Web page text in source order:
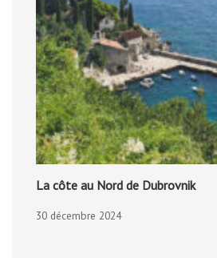
La côte au Nord de Dubrovnik
30 décembre 2024